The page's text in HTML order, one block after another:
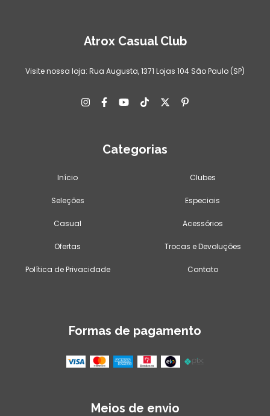
Atrox Casual Club
Visite nossa loja: Rua Augusta, 1371 Lojas 104 São Paulo (SP)
Categorias
Início Clubes
Seleções Especiais
Casual Acessórios
Ofertas Trocas e Devoluções
Política de Privacidade Contato
Formas de pagamento
Meios de envio